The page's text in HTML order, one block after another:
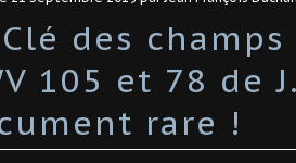
des
105 et 78 de
rare !